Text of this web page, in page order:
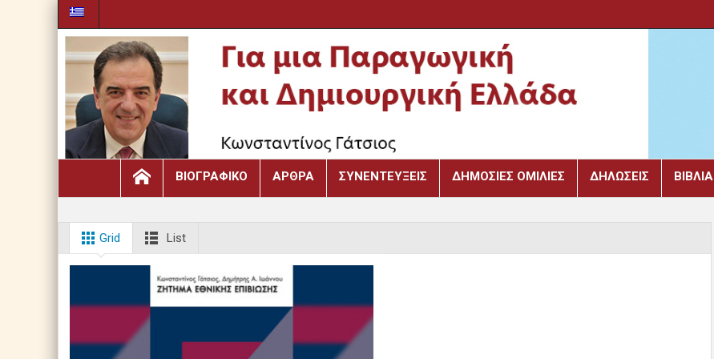
ΒΙΟΓΡΑΦΙΚΌ ΆΡΘΡΑ ΣΥΝΕΝΤΕΎΞΕΙΣ ΔΗΜΌΣΙΕΣ ΟΜΙΛΊΕΣ ΔΗΛΏΣΕΙΣ ΒΙΒΛΙΑ
Grid List